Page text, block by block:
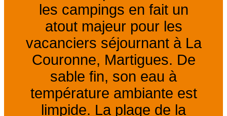
les campings en fait un
atout majeur pour les
vacanciers séjournant à La
Couronne, Martigues. De
sable fin, son eau à
température ambiante est
limpide. La plage de la